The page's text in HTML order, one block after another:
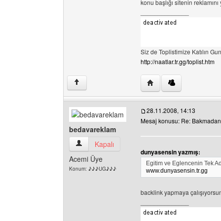
konu başlığı sitenin
Siz de Toplistimize Katılın
http://naatlar.tr.gg/toplist.htm
↑ Yazarın web sitesini
bedavareklam
bedavareklam Kullanıcının profilini görüntüle
Kapalı
Acemi Üye
Konum: ♪♪♪UG♪♪♪
28.11.2008, 14:13
Mesaj konusu: Re:
dunyasensin yazmış:
Egitim ve Eglencenin Tek
www.dunyasensin.tr.gg
backlink yapmaya